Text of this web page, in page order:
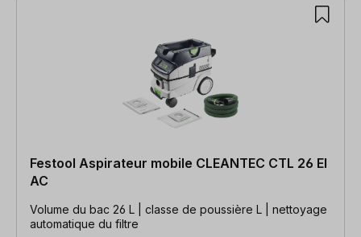
Festool Aspirateur mobile CLEANTEC CTL 26 EI
AC
Volume du bac 26 L | classe de poussière L | nettoyage
automatique du filtre